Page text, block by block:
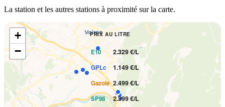
La station et les autres stations à proximité sur la carte.
PRIX AU LITRE
E10 2.329 €/L
GPLc 1.149 €/L
Gazole 2.499 €/L
SP98 2.399 €/L
+
−